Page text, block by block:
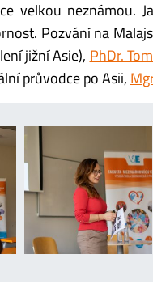
velkou neznámou.
Pozvání na
jižní Asie), PhDr.
průvodce po Asii,